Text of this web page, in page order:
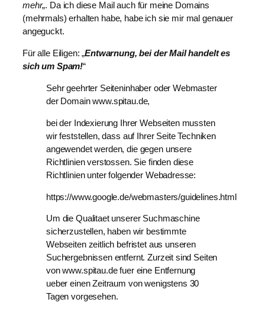
mehr„. Da ich diese Mail auch für meine Domains
(mehrmals) erhalten habe, habe ich sie mir mal genauer
angeguckt.
Für alle Eiligen: „Entwarnung, bei der Mail handelt es
sich um Spam!“
Sehr geehrter Seiteninhaber oder Webmaster
der Domain www.spitau.de,
bei der Indexierung Ihrer Webseiten mussten
wir feststellen, dass auf Ihrer Seite Techniken
angewendet werden, die gegen unsere
Richtlinien verstossen. Sie finden diese
Richtlinien unter folgender Webadresse:
https://www.google.de/webmasters/guidelines.html
Um die Qualitaet unserer Suchmaschine
sicherzustellen, haben wir bestimmte
Webseiten zeitlich befristet aus unseren
Suchergebnissen entfernt. Zurzeit sind Seiten
von www.spitau.de fuer eine Entfernung
ueber einen Zeitraum von wenigstens 30
Tagen vorgesehen.